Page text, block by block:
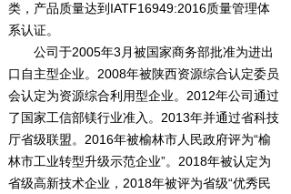
类，产品质量达到IATF16949:2016质量管理体
系认证。
公司于2005年3月被国家商务部批准为进出
口自主型企业。2008年被陕西资源综合认定委员
会认定为资源综合利用型企业。2012年公司通过
了国家工信部镁行业准入。2013年并通过省科技
厅省级联盟。2016年被榆林市人民政府评为“榆
林市工业转型升级示范企业”。2018年被认定为
省级高新技术企业，2018年被评为省级“优秀民